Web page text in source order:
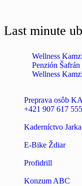
Last minute
Wellness
Penzión Šafrán
Wellness
Preprava osôb
+421 907 617 555
Kaderníctvo Jarka
E-Bike Ždiar
Profidrill
Konzum ABC